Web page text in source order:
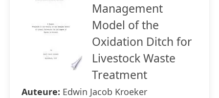
Management
Model of the
Oxidation Ditch for
Livestock Waste
Treatment
Auteure: Edwin Jacob Kroeker